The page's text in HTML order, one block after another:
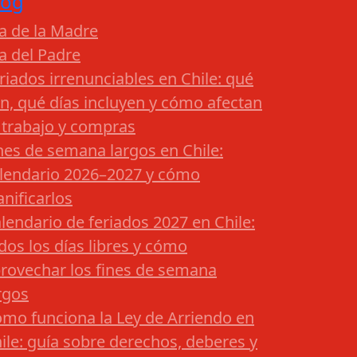
de la Madre
del Padre
irrenunciables en Chile: qué
qué días incluyen y cómo afectan
y compras
de semana largos en Chile:
2026–2027 y cómo
de feriados 2027 en Chile:
los días libres y cómo
los fines de semana
funciona la Ley de Arriendo en
guía sobre derechos, deberes y